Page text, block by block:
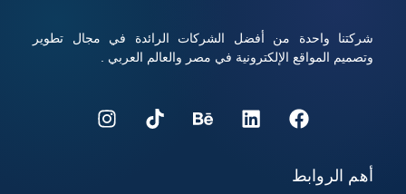
شركتنا واحدة من أفضل الشركات الرائدة في مجال تطوير
وتصميم المواقع الإلكترونية في مصر والعالم العربي .
أهم الروابط